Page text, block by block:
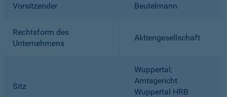
Vorsitzender
Beutelmann
Rechtsform des
Unternehmens
Aktiengesellschaft
Sitz
Wuppertal;
Amtsgericht
Wuppertal HRB